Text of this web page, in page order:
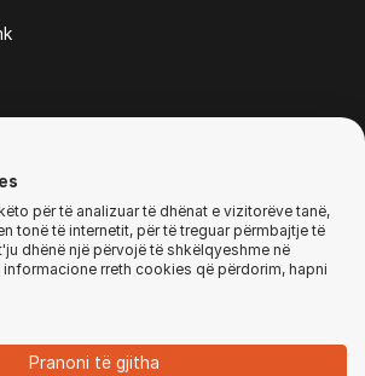
No. 86, Skopje, North Macedonia
gjitha të drejtat e rezervuara
për të analizuar të dhënat e vizitorëve tanë,
tonë të internetit, për të treguar përmbajtje të
dhënë një përvojë të shkëlqyeshme në
informacione rreth cookies që përdorim, hapni
Pranoni të gjitha